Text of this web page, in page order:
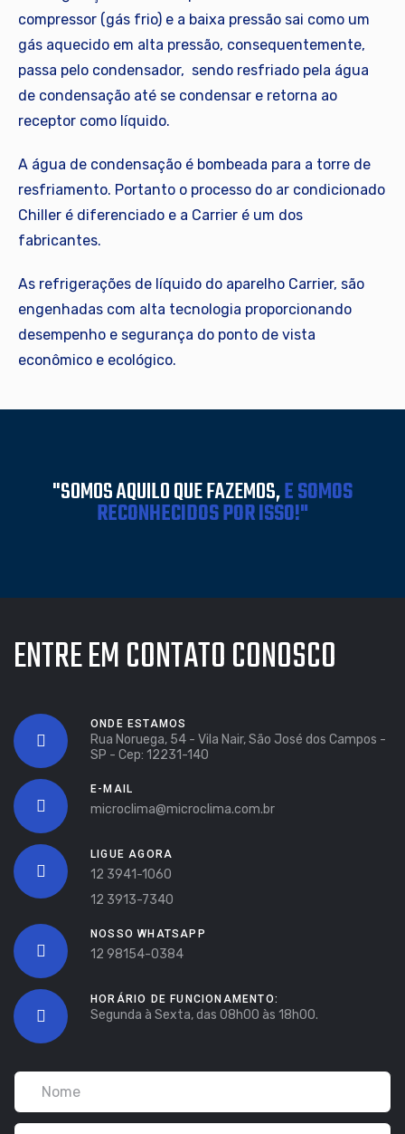
compressor (gás frio) e a baixa pressão sai como um
gás aquecido em alta pressão, consequentemente,
passa pelo condensador, sendo resfriado pela água
de condensação até se condensar e retorna ao
receptor como líquido.
A água de condensação é bombeada para a torre de
resfriamento. Portanto o processo do ar condicionado
Chiller é diferenciado e a Carrier é um dos
fabricantes.
As refrigerações de líquido do aparelho Carrier, são
engenhadas com alta tecnologia proporcionando
desempenho e segurança do ponto de vista
econômico e ecológico.
"SOMOS AQUILO QUE FAZEMOS,E SOMOS
RECONHECIDOS POR ISSO!"
ENTRE EM CONTATO CONOSCO
ONDE ESTAMOS
Rua Noruega, 54 - Vila Nair, São José dos Campos -
SP - Cep: 12231-140
E-MAIL
microclima@microclima.com.br
LIGUE AGORA
12 3941-1060
12 3913-7340
NOSSO WHATSAPP
12 98154-0384
HORÁRIO DE FUNCIONAMENTO:
Segunda à Sexta, das 08h00 às 18h00.